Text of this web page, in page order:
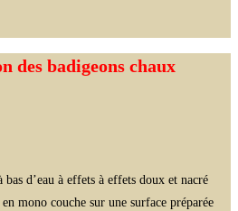
des badigeons chaux
d’eau à effets à effets doux et nacré
mono couche sur une surface préparée